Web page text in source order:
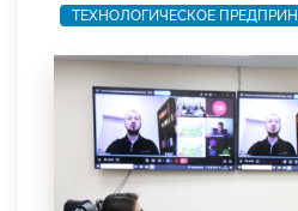
ТЕХНОЛОГИЧЕСКОЕ